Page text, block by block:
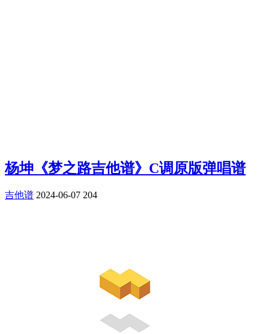
杨坤《梦之路吉他谱》C调原版弹唱谱
吉他谱 2024-06-07 204